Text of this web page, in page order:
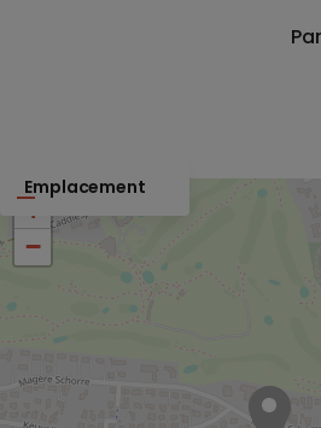
Emplacement
+
−